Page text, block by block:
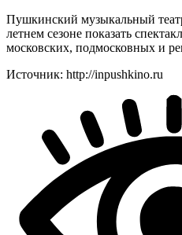
Пушкинский музыкальный
летнем сезоне показать
московских, подмосковных и
Источник: http://inpushkino.ru